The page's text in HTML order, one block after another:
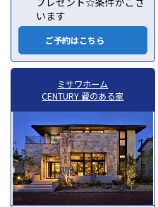
います
ご予約はこちら
ミサワホーム
CENTURY 蔵のある家